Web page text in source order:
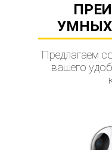
УМНЫХ
Предлагаем
вашего